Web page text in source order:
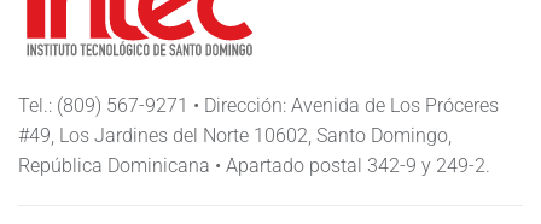
Tel.: (809) 567-9271 • Dirección: Avenida de Los Próceres
#49, Los Jardines del Norte 10602, Santo Domingo,
República Dominicana • Apartado postal 342-9 y 249-2.